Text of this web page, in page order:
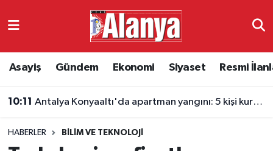
Asayiş Gündem Ekonomi Siyaset Resmi
10:11 Antalya Konyaaltı'da apartman yangını: 5 kişi kurtarıldı
HABERLER BILIM VE TEKNOLOJI
Ekonomi
Antalya Namaz Vakitleri
Antalya Trafik Yoğunluk Haritası